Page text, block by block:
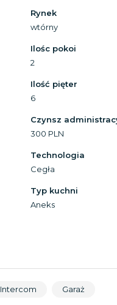
Rynek
wtórny
Ilośc pokoi
2
Ilość pięter
6
Czynsz
300 PLN
Technologia
Cegła
Typ kuchni
Aneks
Intercom Garaż